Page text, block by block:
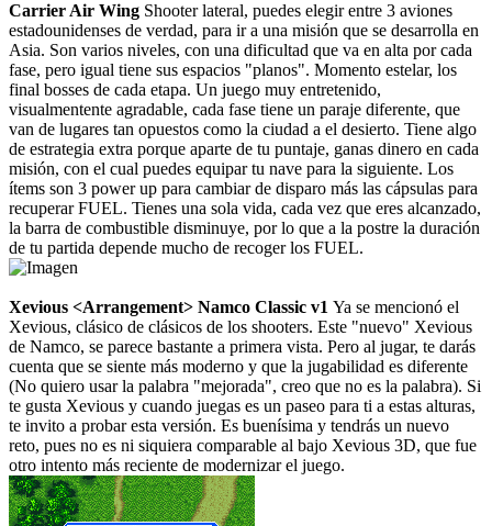
Carrier Air Wing Shooter lateral, puedes elegir entre 3 aviones
estadounidenses de verdad, para ir a una misión que se desarrolla en
Asia. Son varios niveles, con una dificultad que va en alta por cada
fase, pero igual tiene sus espacios "planos". Momento estelar, los
final bosses de cada etapa. Un juego muy entretenido,
visualmentente agradable, cada fase tiene un paraje diferente, que
van de lugares tan opuestos como la ciudad a el desierto. Tiene algo
de estrategia extra porque aparte de tu puntaje, ganas dinero en cada
misión, con el cual puedes equipar tu nave para la siguiente. Los
ítems son 3 power up para cambiar de disparo más las cápsulas para
recuperar FUEL. Tienes una sola vida, cada vez que eres alcanzado,
la barra de combustible disminuye, por lo que a la postre la duración
de tu partida depende mucho de recoger los FUEL.
Xevious <Arrangement> Namco Classic v1 Ya se mencionó el
Xevious, clásico de clásicos de los shooters. Este "nuevo" Xevious
de Namco, se parece bastante a primera vista. Pero al jugar, te darás
cuenta que se siente más moderno y que la jugabilidad es diferente
(No quiero usar la palabra "mejorada", creo que no es la palabra). Si
te gusta Xevious y cuando juegas es un paseo para ti a estas alturas,
te invito a probar esta versión. Es buenísima y tendrás un nuevo
reto, pues no es ni siquiera comparable al bajo Xevious 3D, que fue
otro intento más reciente de modernizar el juego.